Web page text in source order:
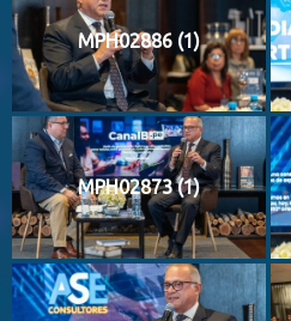
MPH02886 (1)
MPH02873 (1)